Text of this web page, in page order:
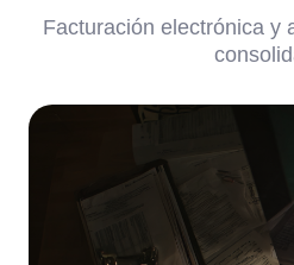
Facturación electrónica y